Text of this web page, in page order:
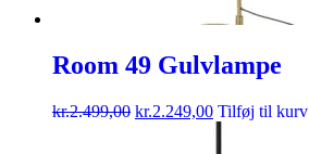
Room 49 Gulvlampe
kr.2.499,00 kr.2.249,00 Tilføj til kurv